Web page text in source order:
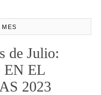
de Julio:
EN EL
2023